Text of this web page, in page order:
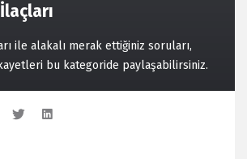
ile alakalı merak ettiğiniz soruları,
bu kategoride paylaşabilirsiniz.